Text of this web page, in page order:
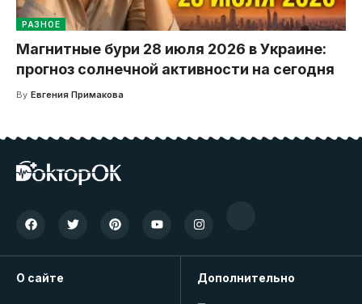
РАЗНОЕ
Магнитные бури 28 июля 2026 в Украине:
прогноз солнечной активности на сегодня
By Евгения Примакова
О сайте Дополнительно